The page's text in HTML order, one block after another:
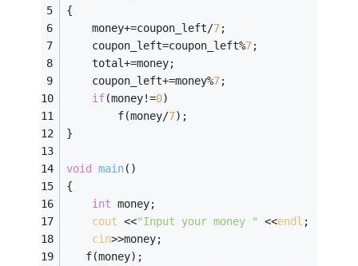
{
	money+=coupon_left/
7
	coupon_left=coupon_left%
7
	coupon_left+=money%
7
if(money!=0
		f(money/
7);
}
void main()
{
int money;
cout <<"Input your money " <<endl ;
cin>>money;
   f(money);